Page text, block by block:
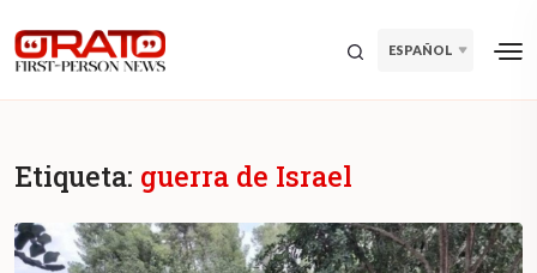
ESPAÑOL
Etiqueta: guerra de Israel